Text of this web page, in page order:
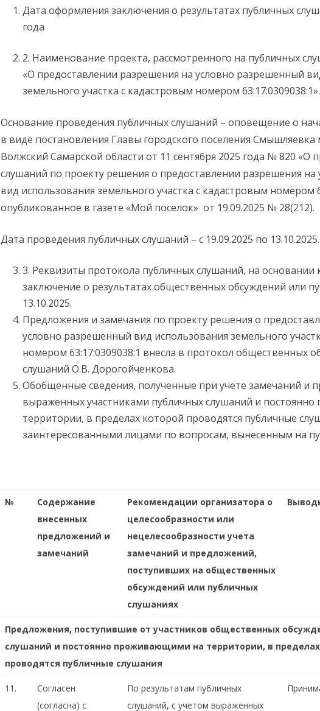
ОЦЕНКА ПРИМЕНЕНИЯ
ГОСУДАРСТВЕННОМ
КОНТРОЛЕ (НАДЗОРЕ),
МУНИЦИПАЛЬНОМ
КОНТРОЛЕ
КОМИССИЯ ПО СОБЛЮДЕНИЮ
ТРЕБОВАНИЙ К СЛУЖЕБНОМУ
ПОВЕДЕНИЮ И
КОНФЛИКТА ИНТЕРЕСОВ
(АТТЕСТАЦИОННАЯ
ЗАСЕДАНИЕ КОМИССИИ ПО
СОБЛЮДЕНИЮ ТРЕБОВАНИЙ
К СЛУЖЕБНОМУ ПОВЕДЕНИЮ
СЛУЖАЩИХ И
МЕТОДИЧЕСКИЕ МАТЕРИАЛЫ
СООБЩЕНИЙ О ФАКТАХ
РАСХОДАХ, ОБ ИМУЩЕСТВЕ И
ФОРМЫ ДОКУМЕНТОВ,
СВЯЗАННЫХ С
ПРОТИВОДЕЙСТВИЕМ
Дата оформления заключения о результатах публичных
года
2. Наименование проекта, рассмотренного на публичных
«О предоставлении разрешения на условно разрешенный
земельного участка с кадастровым номером 63:17:0309038:1».
Основание проведения публичных слушаний – оповещение о
в виде постановления Главы городского поселения
Волжский Самарской области от 11 сентября 2025 года № 820 «О
слушаний по проекту решения о предоставлении разрешения
вид использования земельного участка с кадастровым номером
опубликованное в газете «Мой поселок» от 19.09.2025 № 28(212).
Дата проведения публичных слушаний – с 19.09.2025 по 13.10.2025.
3. Реквизиты протокола публичных слушаний, на основании
заключение о результатах общественных обсуждений или
13.10.2025.
Предложения и замечания по проекту решения о
условно разрешенный вид использования земельного
номером 63:17:0309038:1 внесла в протокол общественных
слушаний О.В. Дорогойченкова.
Обобщенные сведения, полученные при учете замечаний и
выраженных участниками публичных слушаний и
территории, в пределах которой проводятся публичные
заинтересованными лицами по вопросам, вынесенным на
№
Содержание
внесенных
предложений и
замечаний
Рекомендации организатора о
целесообразности или
нецелесообразности учета
замечаний и предложений,
поступивших на общественных
обсуждений или публичных
слушаниях
Предложения, поступившие от участников общественных
слушаний и постоянно проживающими на территории, в
проводятся публичные слушания
11.
Согласен
(согласна) с
По результатам публичных
слушаний, с учетом выраженных